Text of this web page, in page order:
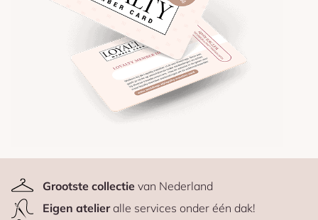
Grootste collectievan Nederland
Eigen atelieralle services onder één dak!